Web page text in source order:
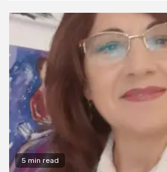
5 min read